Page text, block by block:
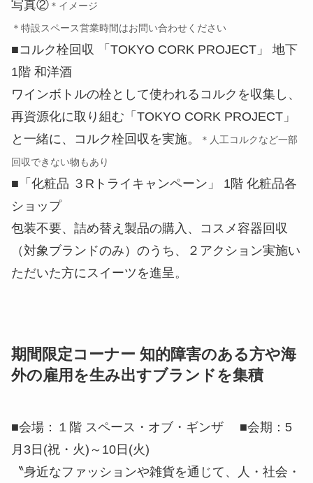
写真② ＊イメージ
＊特設スペース営業時間はお問い合わせください
■コルク栓回収 「TOKYO CORK PROJECT」 地下
1階 和洋酒
ワインボトルの栓として使われるコルクを収集し、
再資源化に取り組む「TOKYO CORK PROJECT」
と一緒に、コルク栓回収を実施。
＊人工コルクなど一部
回収できない物もあり
■「化粧品 ３Rトライキャンペーン」 1階 化粧品各
ショップ
包装不要、詰め替え製品の購入、コスメ容器回収
（対象ブランドのみ）のうち、２アクション実施い
ただいた方にスイーツを進呈。
期間限定コーナー 知的障害のある方や海
外の雇用を生み出すブランドを集積
■会場：１階 スペース・オブ・ギンザ ■会期：5
月3日(祝・火)～10日(火)
〝身近なファッションや雑貨を通じて、人・社会・